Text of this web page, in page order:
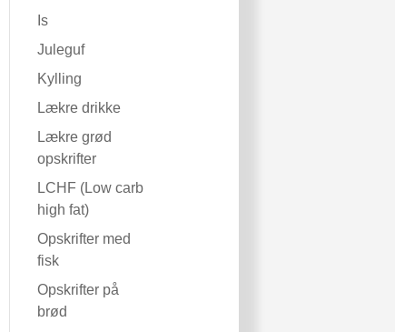
Is
Juleguf
Kylling
Lækre drikke
Lækre grød
opskrifter
LCHF (Low carb
high fat)
Opskrifter med
fisk
Opskrifter på
brød